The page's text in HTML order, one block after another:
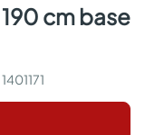
1401171